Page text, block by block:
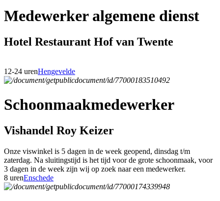
Medewerker algemene dienst
Hotel Restaurant Hof van Twente
12-24 urenHengevelde
Schoonmaakmedewerker
Vishandel Roy Keizer
Onze viswinkel is 5 dagen in de week geopend, dinsdag t/m
zaterdag. Na sluitingstijd is het tijd voor de grote schoonmaak, voor
3 dagen in de week zijn wij op zoek naar een medewerker.
8 urenEnschede